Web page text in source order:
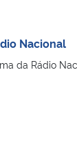
Nacional
da Rádio